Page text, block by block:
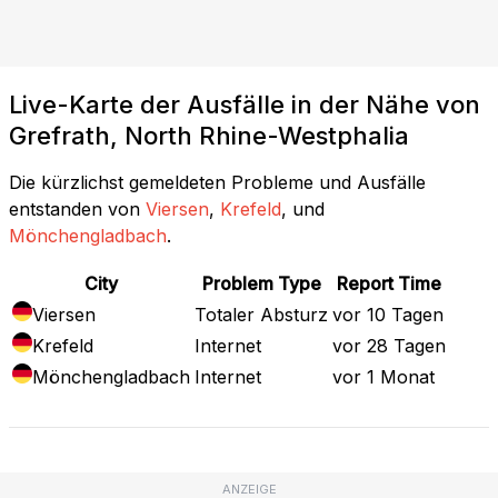
Live-Karte der Ausfälle in der Nähe von
Grefrath, North Rhine-Westphalia
Die kürzlichst gemeldeten Probleme und Ausfälle
entstanden von Viersen, Krefeld, und
Mönchengladbach.
City Problem Type
Report Time
Viersen
Totaler Absturz vor 10 Tagen
Krefeld
Internet
vor 28 Tagen
Mönchengladbach Internet vor 1 Monat
ANZEIGE